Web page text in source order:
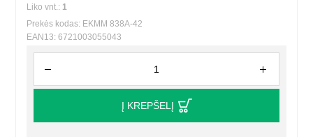
Liko vnt.: 1
Prekės kodas: EKMM 838A-42
EAN13: 6721003055043
Į KREPŠELĮ